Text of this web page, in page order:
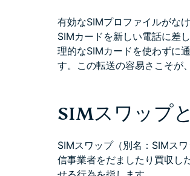
有効なSIMプロファイルがな
SIMカードを新しい電話に差
理的なSIMカードを使わずに
す。この転送の容易さこそが
SIMスワップ
SIMスワップ（別名：SIMス
信事業者をだましたり買収し